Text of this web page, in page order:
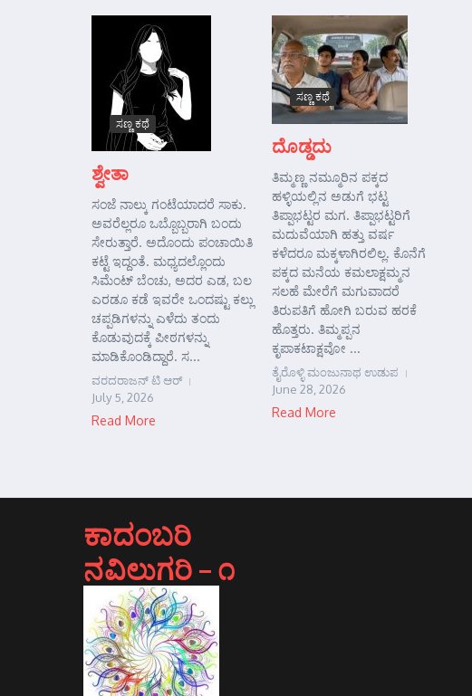
ಸಣ್ಣ ಕಥೆ
ಶ್ವೇತಾ
ಸಂಜೆ ನಾಲ್ಕು ಗಂಟೆಯಾದರೆ ಸಾಕು.
ಅವರೆಲ್ಲರೂ ಒಬ್ಬೊಬ್ಬರಾಗಿ ಬಂದು
ಸೇರುತ್ತಾರೆ. ಅದೊಂದು ಪಂಚಾಯಿತಿ
ಕಟ್ಟೆ ಇದ್ದಂತೆ. ಮಧ್ಯದಲ್ಲೊಂದು
ಸಿಮೆಂಟ್ ಬೆಂಚು, ಅದರ ಎಡ, ಬಲ
ಎರಡೂ ಕಡೆ ಇವರೇ ಒಂದಷ್ಟು ಕಲ್ಲು
ಚಪ್ಪಡಿಗಳನ್ನು ಎಳೆದು ತಂದು
ಕೊಡುವುದಕ್ಕೆ ಪೀಠಗಳನ್ನು
ಮಾಡಿಕೊಂಡಿದ್ದಾರೆ. ಸ...
ವರದರಾಜನ್ ಟಿ ಆರ್
July 5, 2026
Read More
ಸಣ್ಣ ಕಥೆ
ದೊಡ್ಡದು
ತಿಮ್ಮಣ್ಣ ನಮ್ಮೂರಿನ ಪಕ್ಕದ
ಹಳ್ಳಿಯಲ್ಲಿನ ಅಡುಗೆ ಭಟ್ಟ
ತಿಪ್ಪಾಭಟ್ಟರ ಮಗ. ತಿಪ್ಪಾಭಟ್ಟರಿಗೆ
ಮದುವೆಯಾಗಿ ಹತ್ತು ವರ್ಷ
ಕಳೆದರೂ ಮಕ್ಕಳಾಗಿರಲಿಲ್ಲ. ಕೊನೆಗೆ
ಪಕ್ಕದ ಮನೆಯ ಕಮಲಾಕ್ಷಮ್ಮನ
ಸಲಹೆ ಮೇರೆಗೆ ಮಗುವಾದರೆ
ತಿರುಪತಿಗೆ ಹೋಗಿ ಬರುವ ಹರಕೆ
ಹೊತ್ತರು. ತಿಮ್ಮಪ್ಪನ
ಕೃಪಾಕಟಾಕ್ಷವೋ ...
ತೈರೊಳ್ಳಿ ಮಂಜುನಾಥ ಉಡುಪ
June 28, 2026
Read More
ಕಾದಂಬರಿ
ನವಿಲುಗರಿ – ೧